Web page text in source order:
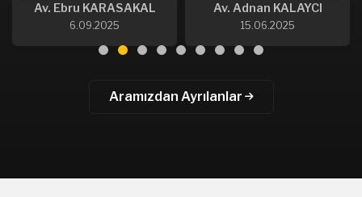
Av. Ebru KARASAKAL
6.09.2025
Av. Adnan KALAYCI
15.06.2025
Aramızdan Ayrılanlar